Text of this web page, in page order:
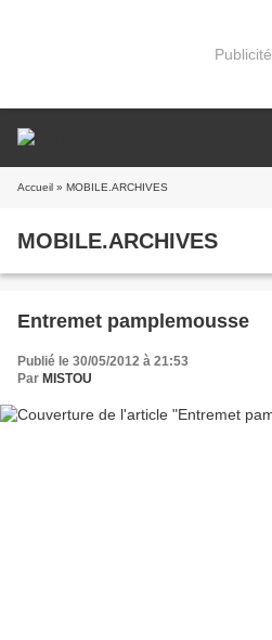
Publicité
Accueil » MOBILE.ARCHIVES
MOBILE.ARCHIVES
Entremet pamplemousse
Publié le 30/05/2012 à 21:53
Par MISTOU